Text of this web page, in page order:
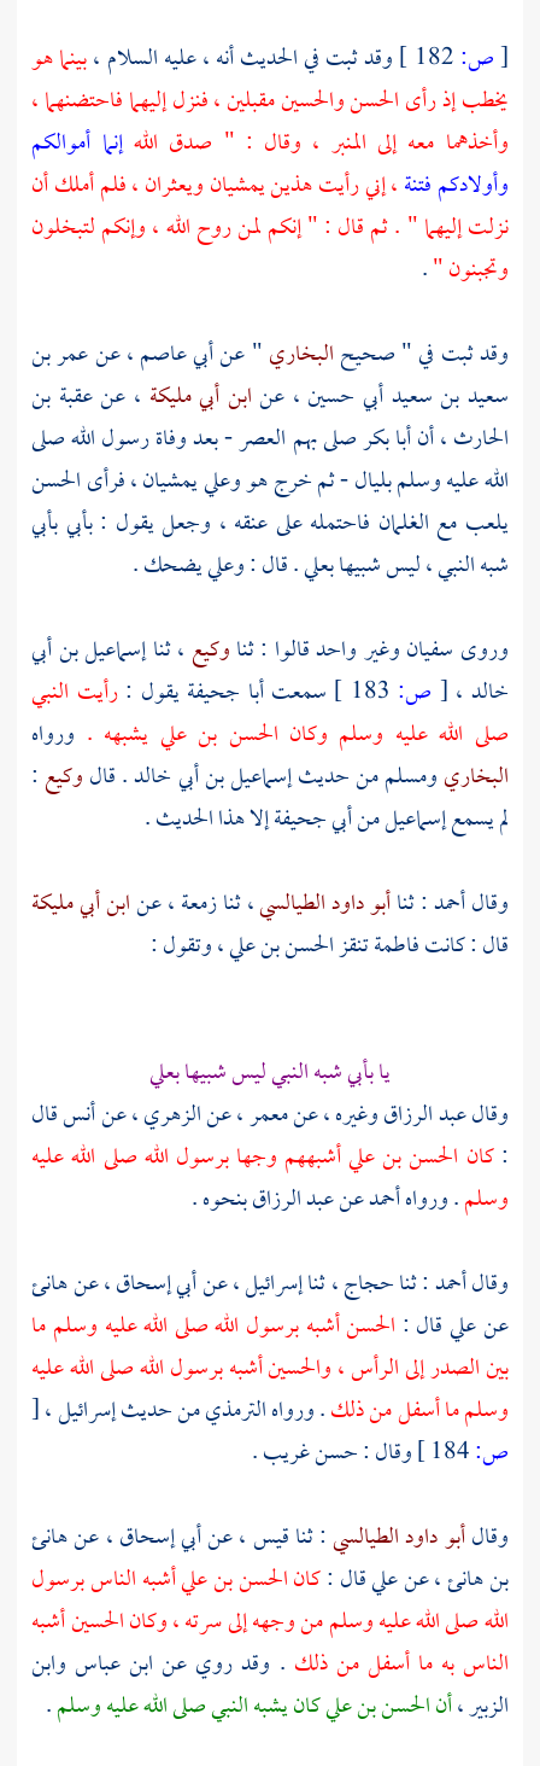
[ص: وقد ثبت في الحديث أنه ، عليه السلام ،بينما هو
يخطب إذ رأىالحسنوالحسينمقبلين ، فنزل إليهما فاحتضنهما ،
وأخذهما معه إلى المنبر ، وقال : " صدق اللهإنما أموالكم
وأولادكم فتنة، إني رأيت هذين يمشيان ويعثران ، فلم أملك أن
نزلت إليهما " . ثم قال : " إنكم لمن روح الله ، وإنكم لتبخلون
وتجبنون ".
وقد ثبت في " صحيحالبخاري" عنأبي عاصم، عنعمر بن
سعيد بن سعيد أبي حسين، عنابن أبي مليكة ، عنعقبة بن
الحارث، أنأبا بكرصلى بهم العصر - بعد وفاة رسول الله صلى
الله عليه وسلم بليال - ثم خرج هووعلييمشيان ، فرأىالحسن
يلعب مع الغلمان فاحتمله على عنقه ، وجعل يقول : بأبي بأبي
شبه النبي ، ليس شبيهابعلي. قال :وعلييضحك .
وروى سفيانوغير واحد قالوا : ثناوكيع ، ثناإسماعيل بن أبي
خالد ، [ ص: سمعتأبا جحيفةيقول :رأيت النبي
صلى الله عليه وسلم وكان الحسن بن علي يشبهه . ورواه
البخاريومسلممن حديثإسماعيل بن أبي خالد. قالوكيع :
لم يسمعإسماعيل من أبي جحيفةإلا هذا الحديث .
وقالأحمد: ثناأبو داود الطيالسي، ثنازمعة، عنابن أبي مليكة
قال : كانتفاطمةتنقزالحسن بن علي، وتقول :
يا بأبي شبه النبي ليس شبيها بعلي
وقالعبد الرزاقوغيره ، عنمعمر، عنالزهري، عنأنسقال
:كان الحسن بن عليأشبههم وجها برسول الله صلى الله عليه
وسلم. ورواهأحمدعنعبد الرزاقبنحوه .
وقالأحمد: ثناحجاج، ثناإسرائيل، عنأبي إسحاق، عنهانئ
عنعليقال : الحسنأشبه برسول الله صلى الله عليه وسلم ما
بين الصدر إلى الرأس ،والحسينأشبه برسول الله صلى الله عليه
وسلم ما أسفل من ذلك. ورواهالترمذيمن حديثإسرائيل،[
ص:
وقال : حسن غريب .
وقالأبو داود الطيالسي: ثناقيس، عنأبي إسحاق، عنهانئ
بن هانئ، عنعليقال :كانالحسن بن عليأشبه الناس برسول
الله صلى الله عليه وسلم من وجهه إلى سرته ، وكانالحسينأشبه
الناس به ما أسفل من ذلك . وقد روي عن ابن عباس وابن
الزبير،أنالحسن بن عليكان يشبه النبي صلى الله عليه وسلم.